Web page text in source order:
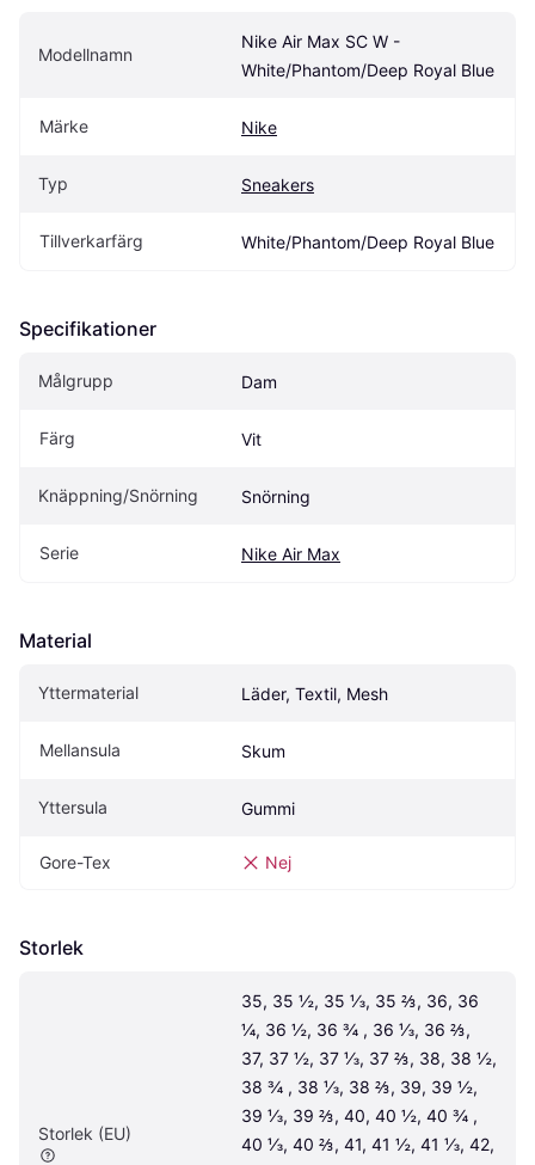
Modellnamn
Nike Air Max SC W -
White/Phantom/Deep Royal Blue
Märke Nike
Typ Sneakers
Tillverkarfärg White/Phantom/Deep Royal Blue
Specifikationer
Målgrupp Dam
Färg Vit
Knäppning/Snörning Snörning
Serie Nike Air Max
Material
Yttermaterial Läder, Textil, Mesh
Mellansula Skum
Yttersula Gummi
Gore-Tex Nej
Storlek
Storlek (EU)
35, 35 ½, 35 ⅓, 35 ⅔, 36, 36
¼, 36 ½, 36 ¾ , 36 ⅓, 36 ⅔,
37, 37 ½, 37 ⅓, 37 ⅔, 38, 38 ½,
38 ¾ , 38 ⅓, 38 ⅔, 39, 39 ½,
39 ⅓, 39 ⅔, 40, 40 ½, 40 ¾ ,
40 ⅓, 40 ⅔, 41, 41 ½, 41 ⅓, 42,